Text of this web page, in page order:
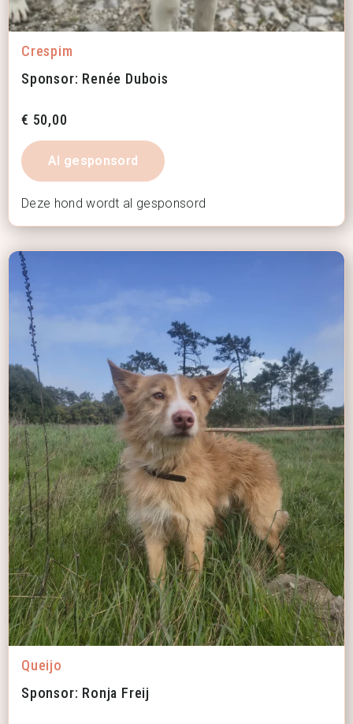
Crespim
Sponsor: Renée Dubois
€ 50,00
Al gesponsord
Deze hond wordt al gesponsord
Queijo
Sponsor: Ronja Freij